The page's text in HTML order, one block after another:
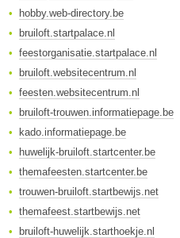
hobby.web-directory.be
bruiloft.startpalace.nl
feestorganisatie.startpalace.nl
bruiloft.websitecentrum.nl
feesten.websitecentrum.nl
bruiloft-trouwen.informatiepage.be
kado.informatiepage.be
huwelijk-bruiloft.startcenter.be
themafeesten.startcenter.be
trouwen-bruiloft.startbewijs.net
themafeest.startbewijs.net
bruiloft-huwelijk.starthoekje.nl